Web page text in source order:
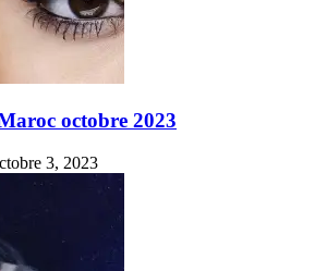
octobre 2023
3, 2023